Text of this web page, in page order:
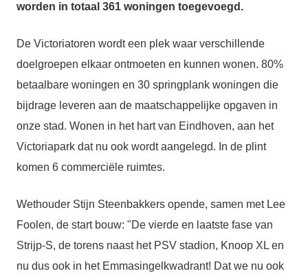
worden in totaal 361 woningen toegevoegd.
De Victoriatoren wordt een plek waar verschillende
doelgroepen elkaar ontmoeten en kunnen wonen. 80%
betaalbare woningen en 30 springplank woningen die
bijdrage leveren aan de maatschappelijke opgaven in
onze stad. Wonen in het hart van Eindhoven, aan het
Victoriapark dat nu ook wordt aangelegd. In de plint
komen 6 commerciële ruimtes.
Wethouder Stijn Steenbakkers opende, samen met Lee
Foolen, de start bouw: "De vierde en laatste fase van
Strijp-S, de torens naast het PSV stadion, Knoop XL en
nu dus ook in het Emmasingelkwadrant! Dat we nu ook